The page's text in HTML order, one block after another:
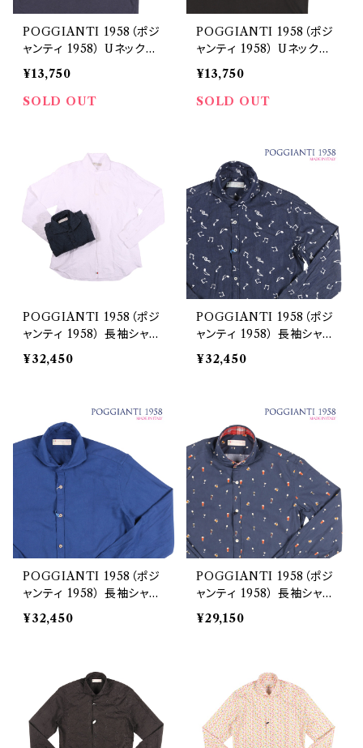
POGGIANTI 1958（ポジ
ャンティ 1958） Uネック半
袖Tシャツ 961E20-03 22
993
¥13,750
SOLD OUT
POGGIANTI 1958（ポジ
ャンティ 1958） Uネック半
袖Tシャツ 961E20-04 22
998
¥13,750
SOLD OUT
POGGIANTI 1958（ポジ
ャンティ 1958） 長袖シャツ
PISA 23212
¥32,450
POGGIANTI 1958（ポジ
ャンティ 1958） 長袖シャツ
PISA 201I 23222
¥32,450
POGGIANTI 1958（ポジ
ャンティ 1958） 長袖シャツ
PISA182I 23227
¥32,450
POGGIANTI 1958（ポジ
ャンティ 1958） 長袖シャツ
AREZZO 03 23247
¥29,150